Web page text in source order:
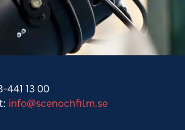
441 13 00
info@scenochfilm.se